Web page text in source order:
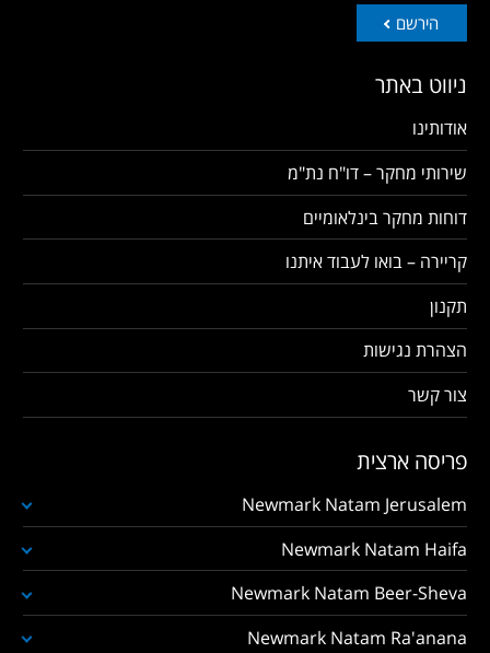
הירשם
ניווט באתר
אודותינו
שירותי מחקר – דו"ח נת"מ
דוחות מחקר בינלאומיים
קריירה – בואו לעבוד איתנו
תקנון
הצהרת נגישות
צור קשר
פריסה ארצית
Newmark Natam Jerusalem
Newmark Natam Haifa
Newmark Natam Beer-Sheva
Newmark Natam Ra'anana